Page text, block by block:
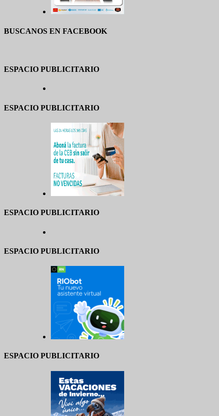
BUSCANOS EN FACEBOOK
ESPACIO PUBLICITARIO
ESPACIO PUBLICITARIO
ESPACIO PUBLICITARIO
ESPACIO PUBLICITARIO
ESPACIO PUBLICITARIO